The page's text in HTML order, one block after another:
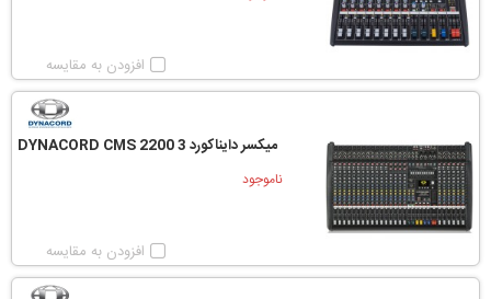
افزودن به مقایسه
میکسر دایناکورد DYNACORD CMS 2200 3
ناموجود
افزودن به مقایسه